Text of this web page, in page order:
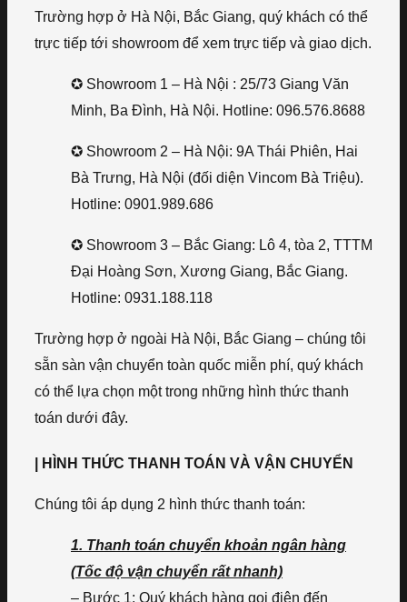
Trường hợp ở Hà Nội, Bắc Giang, quý khách có thể
trực tiếp tới showroom để xem trực tiếp và giao dịch.
✪ Showroom 1 – Hà Nội : 25/73 Giang Văn
Minh, Ba Đình, Hà Nội. Hotline: 096.576.8688
✪ Showroom 2 – Hà Nội: 9A Thái Phiên, Hai
Bà Trưng, Hà Nội (đối diện Vincom Bà Triệu).
Hotline: 0901.989.686
✪ Showroom 3 – Bắc Giang: Lô 4, tòa 2, TTTM
Đại Hoàng Sơn, Xương Giang, Bắc Giang.
Hotline: 0931.188.118
Trường hợp ở ngoài Hà Nội, Bắc Giang – chúng tôi
sẵn sàn vận chuyển toàn quốc miễn phí, quý khách
có thể lựa chọn một trong những hình thức thanh
toán dưới đây.
| HÌNH THỨC THANH TOÁN VÀ VẬN CHUYỂN
Chúng tôi áp dụng 2 hình thức thanh toán:
1. Thanh toán chuyển khoản ngân hàng
(Tốc độ vận chuyển rất nhanh)
– Bước 1: Quý khách hàng gọi điện đến